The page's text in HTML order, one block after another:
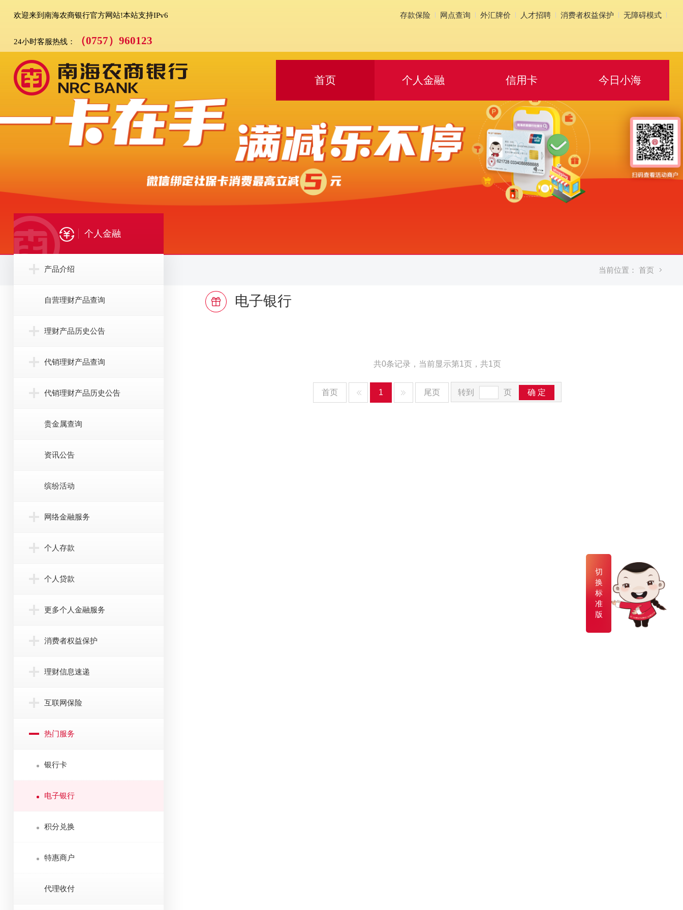
欢迎来到南海农商银行官方网站!本站支持IPv6 存款保险 网点查询 外汇牌价 人才招聘 消费者权益保护 无障碍模式
24小时客服热线： （0757）960123
切
换
标
准
版
首页 个人金融 信用卡 今日小海
当前位置： 首页
个人金融
产品介绍
自营理财产品查询
理财产品历史公告
代销理财产品查询
代销理财产品历史公告
贵金属查询
资讯公告
缤纷活动
网络金融服务
个人存款
个人贷款
更多个人金融服务
消费者权益保护
理财信息速递
互联网保险
热门服务
银行卡
电子银行
积分兑换
特惠商户
代理收付
电子银行
共0条记录，当前显示第1页，共1页
首页 1 尾页 转到 页 确 定